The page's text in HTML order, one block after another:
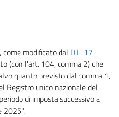
, come modificato dal D.L. 17
(con l'art. 104, comma 2) che
quanto previsto dal comma 1,
Registro unico nazionale del
di imposta successivo a
2025".